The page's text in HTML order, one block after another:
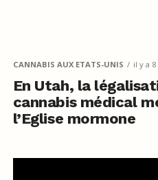
CANNABIS AUX ETATS-UNIS il y a 8
En Utah, la
cannabis médical
l’Eglise mormone